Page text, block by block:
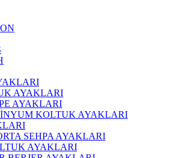
AYAKLARI
AYAKLARI
KOLTUK AYAKLARI
SEHPA AYAKLARI
AYAKLARI